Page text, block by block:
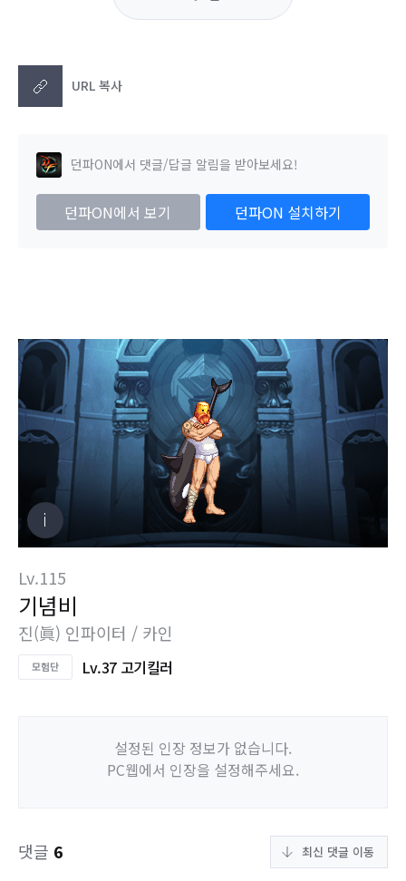
URL 복사
던파ON에서 댓글/답글 알림을 받아보세요!
던파ON에서 보기 던파ON 설치하기
Lv.115
기념비
진(眞) 인파이터 / 카인
Lv.37 고기킬러
설정된 인장 정보가 없습니다.
PC웹에서 인장을 설정해주세요.
댓글 6 최신 댓글 이동